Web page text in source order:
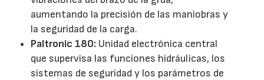
aumentando la precisión de las maniobras y
la seguridad de la carga.
Paltronic 180: Unidad electrónica central
que supervisa las funciones hidráulicas, los
sistemas de seguridad y los parámetros de